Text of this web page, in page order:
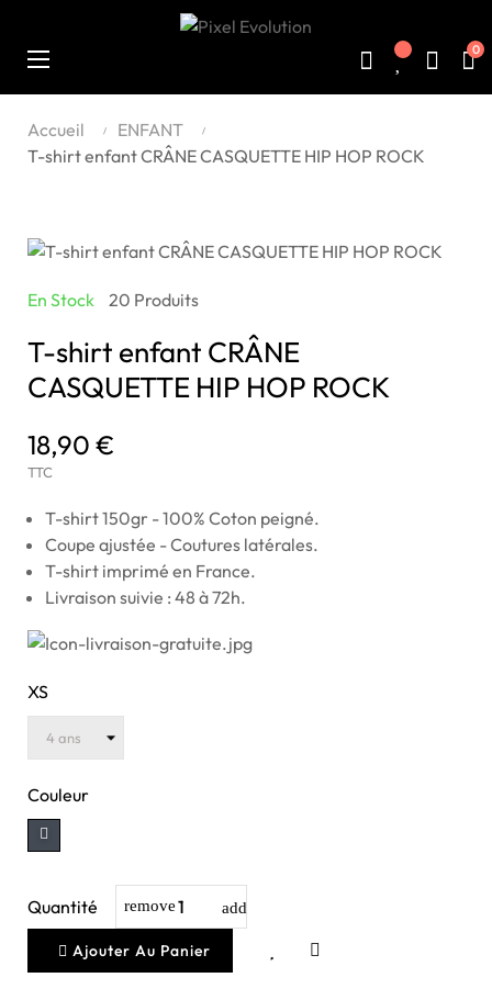
Basculer
☰ 0
Accueil
ENFANT
T-shirt enfant CRÂNE CASQUETTE HIP HOP ROCK
En Stock 20 Produits
T-shirt enfant CRÂNE
CASQUETTE HIP HOP ROCK
18,90 €
TTC
T-shirt 150gr - 100% Coton peigné.
Coupe ajustée - Coutures latérales.
T-shirt imprimé en France.
Livraison suivie : 48 à 72h.
XS
Couleur
Quantité
Ajouter Au Panier